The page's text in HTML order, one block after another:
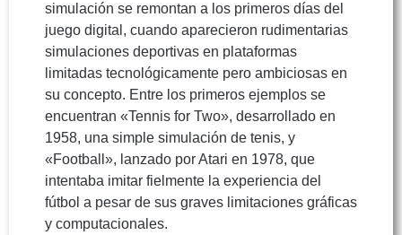
simulación se remontan a los primeros días del
juego digital, cuando aparecieron rudimentarias
simulaciones deportivas en plataformas
limitadas tecnológicamente pero ambiciosas en
su concepto. Entre los primeros ejemplos se
encuentran «Tennis for Two», desarrollado en
1958, una simple simulación de tenis, y
«Football», lanzado por Atari en 1978, que
intentaba imitar fielmente la experiencia del
fútbol a pesar de sus graves limitaciones gráficas
y computacionales.